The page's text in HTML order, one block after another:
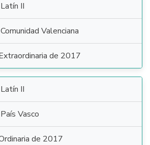
Latín II
Comunidad Valenciana
de 2017
Latín II
País Vasco
de 2017